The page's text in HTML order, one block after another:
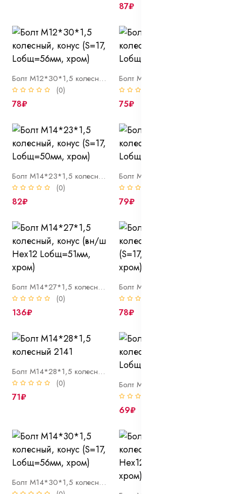
87₽
Болт М12*З0*1,5 колесный, конус (S=17, Lобщ=56мм, хром)
(0)
78₽ 75₽
Болт М14*23*1,5 колесный, конус (S=17, Lобщ=50мм, хром)
(0)
82₽ 79₽
Болт М14*27*1,5 колесный, конус (вн/ш Hex12 Lобщ=51мм, хром)
(0)
136₽ 78₽
Болт М14*28*1,5 колесный 2141
(0)
71₽
69₽
Болт М14*30*1,5 колесный, конус (S=17, Lобщ=56мм, хром)